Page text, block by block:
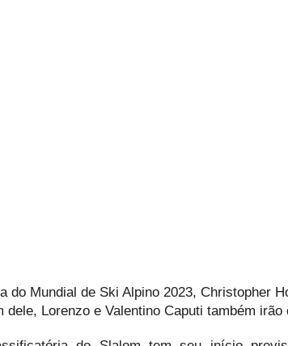
do Mundial de Ski Alpino 2023, Christopher
dele, Lorenzo e Valentino Caputi também